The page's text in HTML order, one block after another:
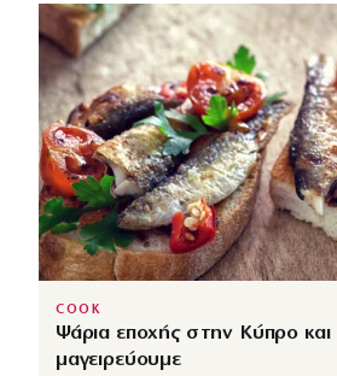
COOK
Ψάρια εποχής στην Κύπρο
μαγειρεύουμε